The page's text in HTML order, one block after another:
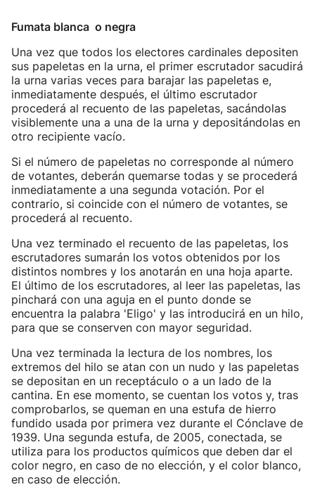
Fumata blanca o negra
Una vez que todos los electores cardinales depositen
sus papeletas en la urna, el primer escrutador sacudirá
la urna varias veces para barajar las papeletas e,
inmediatamente después, el último escrutador
procederá al recuento de las papeletas, sacándolas
visiblemente una a una de la urna y depositándolas en
otro recipiente vacío.
Si el número de papeletas no corresponde al número
de votantes, deberán quemarse todas y se procederá
inmediatamente a una segunda votación. Por el
contrario, si coincide con el número de votantes, se
procederá al recuento.
Una vez terminado el recuento de las papeletas, los
escrutadores sumarán los votos obtenidos por los
distintos nombres y los anotarán en una hoja aparte.
El último de los escrutadores, al leer las papeletas, las
pinchará con una aguja en el punto donde se
encuentra la palabra 'Eligo' y las introducirá en un hilo,
para que se conserven con mayor seguridad.
Una vez terminada la lectura de los nombres, los
extremos del hilo se atan con un nudo y las papeletas
se depositan en un receptáculo o a un lado de la
cantina. En ese momento, se cuentan los votos y, tras
comprobarlos, se queman en una estufa de hierro
fundido usada por primera vez durante el Cónclave de
1939. Una segunda estufa, de 2005, conectada, se
utiliza para los productos químicos que deben dar el
color negro, en caso de no elección, y el color blanco,
en caso de elección.